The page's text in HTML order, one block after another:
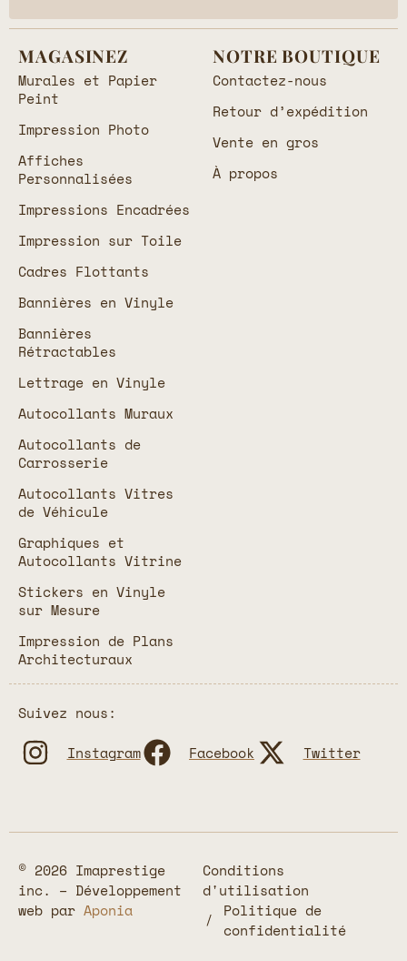
MAGASINEZ
Murales et Papier
Peint
Impression Photo
Affiches
Personnalisées
Impressions Encadrées
Impression sur Toile
Cadres Flottants
Bannières en Vinyle
Bannières
Rétractables
Lettrage en Vinyle
Autocollants Muraux
Autocollants de
Carrosserie
Autocollants Vitres
de Véhicule
Graphiques et
Autocollants Vitrine
Stickers en Vinyle
sur Mesure
Impression de Plans
Architecturaux
NOTRE BOUTIQUE
Contactez-nous
Retour d’expédition
Vente en gros
À propos
Suivez nous:
Instagram
Facebook Twitter
© 2026 Imaprestige
inc. – Développement
web par Aponia
Conditions
d'utilisation
Politique de
confidentialité